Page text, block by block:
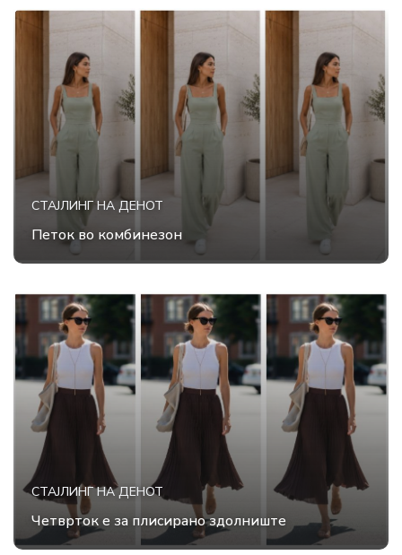
СТАЈЛИНГ НА ДЕНОТ
Петок во комбинезон
СТАЈЛИНГ НА ДЕНОТ
Четврток е за плисирано здолниште